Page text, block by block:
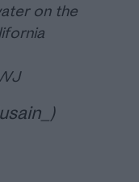
on the